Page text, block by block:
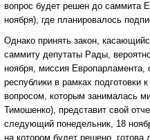
вопрос будет решен до саммита
ноября), где планировалось
Однако принять закон,
саммиту депутаты Рады,
ноября, миссия Европарламента,
республики в рамках
вопросом, которым занималась
Тимошенко), представит свой
следующий понедельник, 18
на котором будет решено, готова